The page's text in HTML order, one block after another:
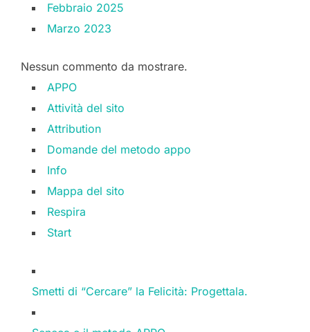
Febbraio 2025
Marzo 2023
Nessun commento da mostrare.
APPO
Attività del sito
Attribution
Domande del metodo appo
Info
Mappa del sito
Respira
Start
Smetti di “Cercare” la Felicità: Progettala.